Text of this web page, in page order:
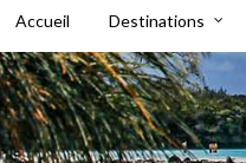
Accueil Destinations